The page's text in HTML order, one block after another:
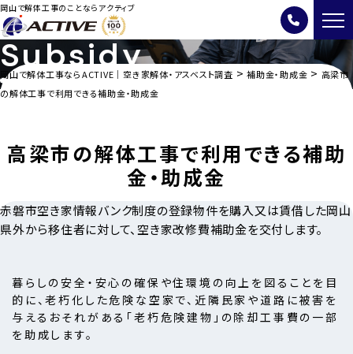
岡山で解体工事のことならアクティブ
Subsidy
岡山県の解体に関する補助金・助成金
岡山で解体工事ならACTIVE｜空き家解体・アスベスト調査 > 補助金・助成金 > 高梁市
の解体工事で利用できる補助金・助成金
高梁市の解体工事で利用できる補助
金・助成金
赤磐市空き家情報バンク制度の登録物件を購入又は賃借した岡山
県外から移住者に対して、空き家改修費補助金を交付します。
暮らしの安全・安心の確保や住環境の向上を図ることを目
的に、老朽化した危険な空家で、近隣民家や道路に被害を
与えるおそれがある「老朽危険建物」の除却工事費の一部
を助成します。